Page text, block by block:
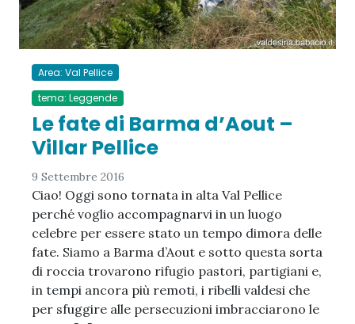
Area: Val Pellice
tema: Leggende
Le fate di Barma d’Aout –
Villar Pellice
9 Settembre 2016
Ciao! Oggi sono tornata in alta Val Pellice
perché voglio accompagnarvi in un luogo
celebre per essere stato un tempo dimora delle
fate. Siamo a Barma d’Aout e sotto questa sorta
di roccia trovarono rifugio pastori, partigiani e,
in tempi ancora più remoti, i ribelli valdesi che
per sfuggire alle persecuzioni imbracciarono le